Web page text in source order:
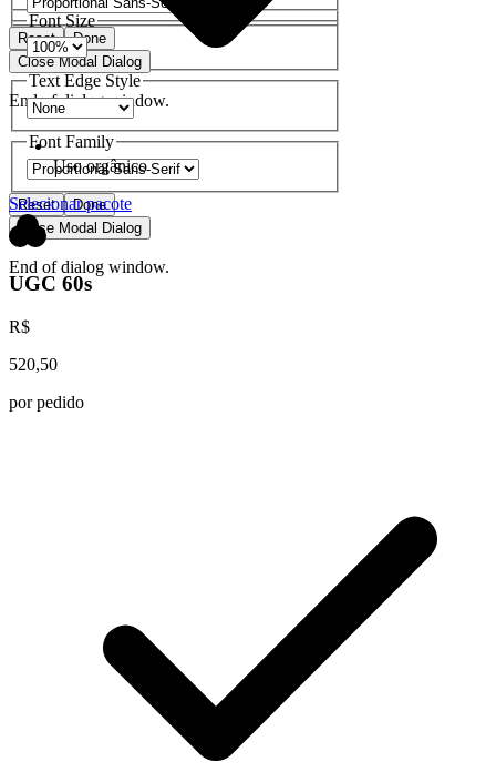
Reset
Done
Close Modal Dialog
End of dialog window.
Font Size
Text Edge Style
Font Family
Reset
Done
Close Modal Dialog
End of dialog window.
Uso orgânico
Selecionar pacote
UGC 60s
R$
520,50
por pedido